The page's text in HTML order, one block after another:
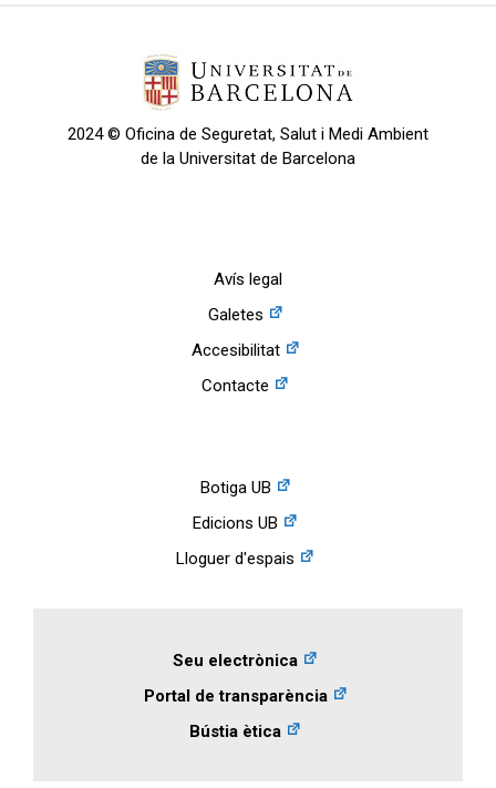
2024 © Oficina de Seguretat, Salut i Medi Ambient
de la Universitat de Barcelona
Avís legal
Galetes
Accesibilitat
Contacte
Botiga UB
Edicions UB
Lloguer d'espais
Seu electrònica
Portal de transparència
Bústia ètica